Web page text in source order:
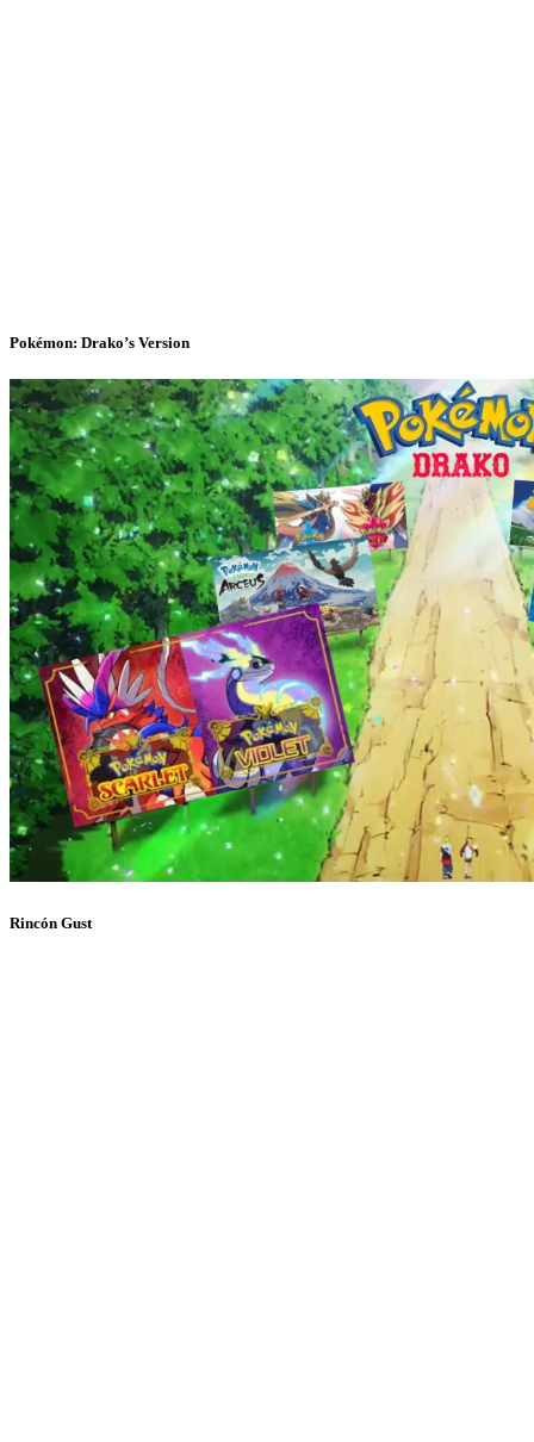
Pokémon: Drako’s Version
Rincón Gust